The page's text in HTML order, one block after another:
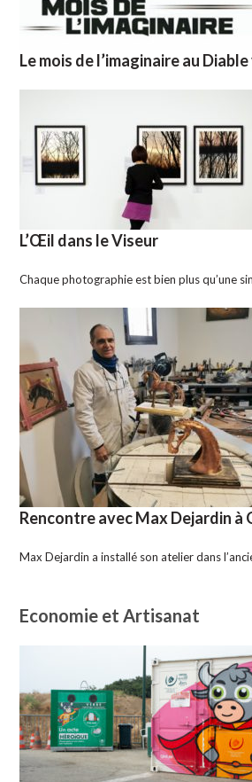
Le mois de l’imaginaire au
L’Œil dans le Viseur
Chaque photographie est bien plus qu’une
Rencontre avec Max Dejardin à
Max Dejardin a installé son atelier dans
Economie et Artisanat